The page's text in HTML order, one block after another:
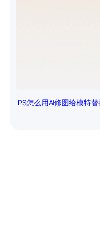
PS怎么用AI修图给模特